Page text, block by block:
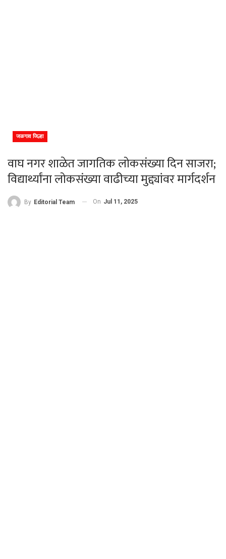
जळगाव जिल्हा
वाघ नगर शाळेत जागतिक लोकसंख्या दिन साजरा;
विद्यार्थ्यांना लोकसंख्या वाढीच्या मुद्द्यांवर मार्गदर्शन
By Editorial Team On Jul 11, 2025